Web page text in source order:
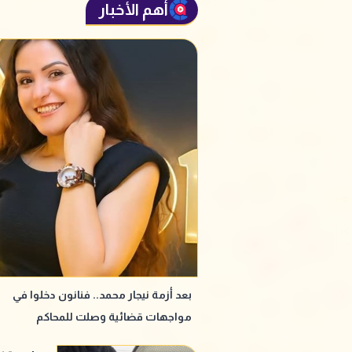
أهم الأخبار
بعد أزمة نيجار محمد.. فنانون دخلوا في
مواجهات قضائية وصلت للمحاكم